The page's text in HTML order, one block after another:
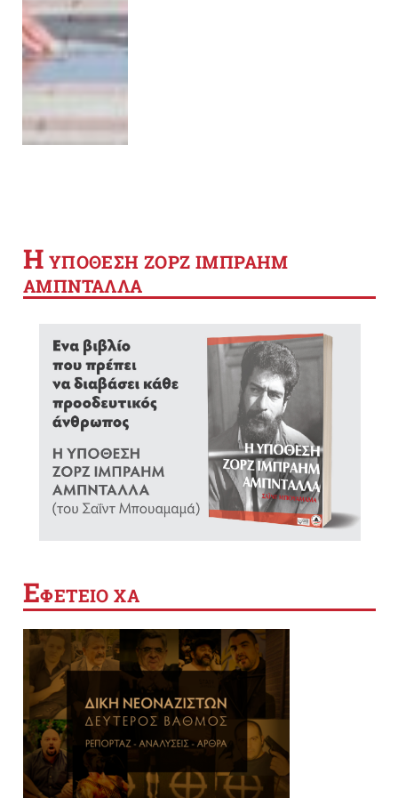
Η YΠΟΘΕΣΗ ΖΟΡΖ ΙΜΠΡΑΗΜ
ΑΜΠΝΤΑΛΛΑ
ΕΦΕΤΕΙΟ ΧΑ